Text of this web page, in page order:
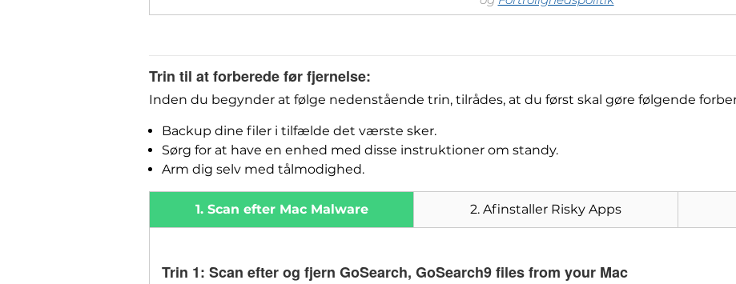
Trin til at forberede før fjernelse:
Inden du begynder at følge nedenstående trin, tilrådes, at du først skal gøre følgende
Backup dine filer i tilfælde det værste sker.
Sørg for at have en enhed med disse instruktioner om standy.
Arm dig selv med tålmodighed.
1. Scan efter Mac Malware 2. Afinstaller Risky Apps
Trin 1: Scan efter og fjern GoSearch, GoSearch9 files from your Mac